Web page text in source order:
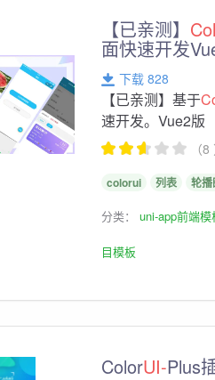
【已亲测】
面快速开发
下载 828
【已亲测】基于
速开发。Vue2版
（
colorui 列表 轮
分类：uni-app前端模
目模板
ColorUI-Plus